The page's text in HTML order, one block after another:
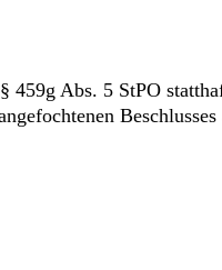
Abs. 5 StPO